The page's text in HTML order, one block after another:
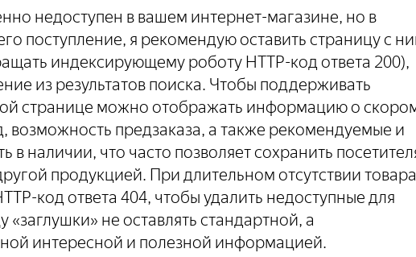
недоступен в вашем интернет-магазине, но в
поступление, я рекомендую оставить страницу с
индексирующему роботу HTTP-код ответа 200),
из результатов поиска. Чтобы поддерживать
странице можно отображать информацию о
возможность предзаказа, а также рекомендуемые и
в наличии, что часто позволяет сохранить
продукцией. При длительном отсутствии товара
код ответа 404, чтобы удалить недоступные для
«заглушки» не оставлять стандартной, а
интересной и полезной информацией.